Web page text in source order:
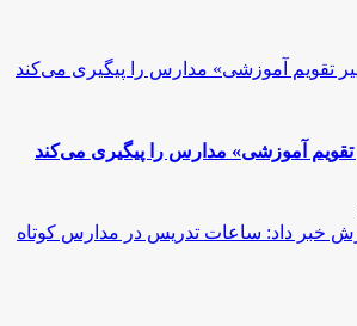
آموزشی» مدارس را پیگیری می‌کند